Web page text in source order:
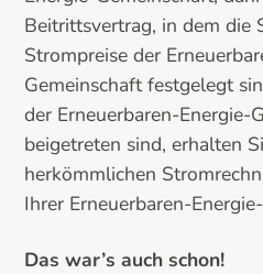
Beitrittsvertrag, in dem die
Strompreise der
Gemeinschaft festgelegt
der Erneuerbaren-Energie-
beigetreten sind, erhalten
herkömmlichen
Ihrer Erneuerbaren-
Das war’s auch schon!